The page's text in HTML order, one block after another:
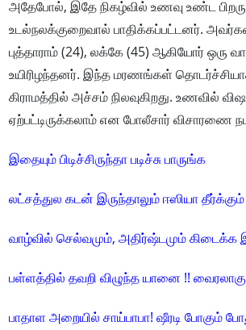
அதேபோல், இதே நிகழ்வில் உணவு உண்ட
உடல்நலக்குறைவால் பாதிக்கப்பட்டனர்.
புத்தாராம் (24), லக்கே (45) ஆகியோர் ஒரு
உயிரிழந்தனர். இந்த மரணங்கள்
கிராமத்தில் அச்சம் நிலவுகிறது. உணவில்
ஏற்பட்டிருக்கலாம் என போலீசார் விசாரணை
இதையும் பிடிச்சிருந்தா படிச்சு பாருங்க
லட்சத்துல கடன் இருந்தாலும் ஈஸியா தீர்க்கும்
வாழ்வில் செல்வமும், அதிர்ஷ்டமும்
பள்ளத்தில் தவறி விழுந்த யானை !!
பாதாள அறையில் சாய்பாபா! ஷீரடி போகும்